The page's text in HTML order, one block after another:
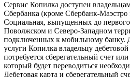
Сервис Копилка доступен
Сбербанка (кроме Сбербанк-
Социальная, выпущенных до первого
Поволжском и Северо-Западном
подключенных к мобильному банку.
услуги Копилка владельцу
потребуется сберегательный счет
который будет переводиться
Дебетовая карта и сберегательный